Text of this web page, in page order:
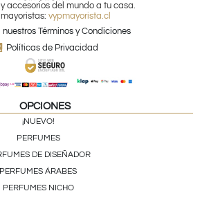
accesorios del mundo a tu casa.
vypmayorista.cl
nuestros Términos y Condiciones
Políticas de Privacidad
OPCIONES
¡NUEVO!
PERFUMES
DE DISEÑADOR
PERFUMES ÁRABES
PERFUMES NICHO